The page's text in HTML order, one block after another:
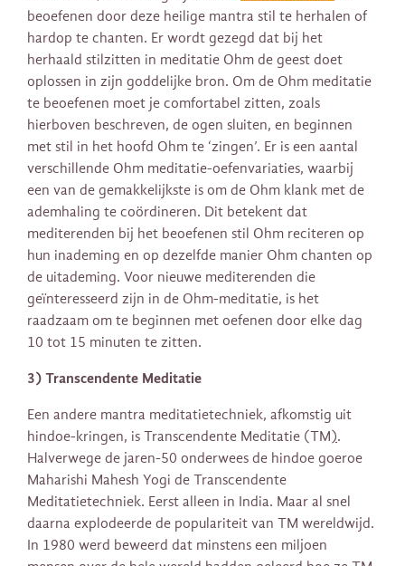
beoefenen door deze heilige mantra stil te herhalen of
hardop te chanten. Er wordt gezegd dat bij het
herhaald stilzitten in meditatie Ohm de geest doet
oplossen in zijn goddelijke bron. Om de Ohm meditatie
te beoefenen moet je comfortabel zitten, zoals
hierboven beschreven, de ogen sluiten, en beginnen
met stil in het hoofd Ohm te ‘zingen’. Er is een aantal
verschillende Ohm meditatie-oefenvariaties, waarbij
een van de gemakkelijkste is om de Ohm klank met de
ademhaling te coördineren. Dit betekent dat
mediterenden bij het beoefenen stil Ohm reciteren op
hun inademing en op dezelfde manier Ohm chanten op
de uitademing. Voor nieuwe mediterenden die
geïnteresseerd zijn in de Ohm-meditatie, is het
raadzaam om te beginnen met oefenen door elke dag
10 tot 15 minuten te zitten.
3) Transcendente Meditatie
Een andere mantra meditatietechniek, afkomstig uit
hindoe-kringen, is Transcendente Meditatie (TM).
Halverwege de jaren-50 onderwees de hindoe goeroe
Maharishi Mahesh Yogi de Transcendente
Meditatietechniek. Eerst alleen in India. Maar al snel
daarna explodeerde de populariteit van TM wereldwijd.
In 1980 werd beweerd dat minstens een miljoen